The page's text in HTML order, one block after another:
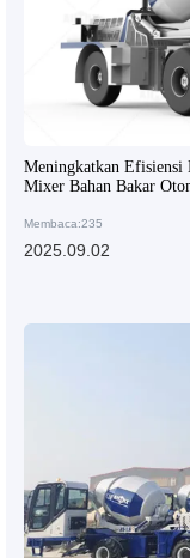
Meningkatkan Efisiensi
Mixer Bahan Bakar
Membaca:235
2025.09.02